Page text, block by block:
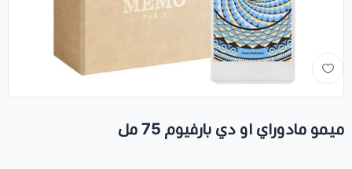
ميمو مادوراي او دي بارفيوم 75 مل